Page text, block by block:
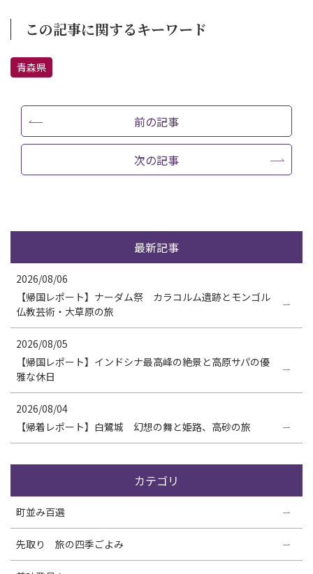
この記事に関するキーワード
青森県
前の記事
次の記事
最新記事
2026/08/06
【帰国レポート】ナーダム祭 カラコルム遺跡とモンゴル
仏教芸術・大草原の旅
2026/08/05
【帰国レポート】インドシナ最高峰の絶景と高原サパの優
雅な休日
2026/08/04
【帰着レポート】白鷺城 幻想の舞と姫路、高砂の旅
カテゴリ
町並み百選
先取り 旅の四季ごよみ